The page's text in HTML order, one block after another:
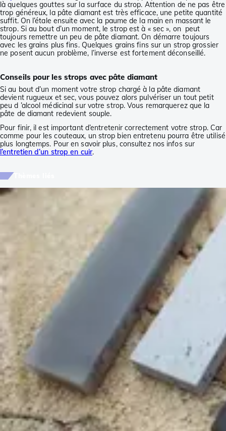
là quelques gouttes sur la surface du strop. Attention de ne pas être
trop généreux, la pâte diamant est très efficace, une petite quantité
suffit. On l’étale ensuite avec la paume de la main en massant le
strop. Si au bout d’un moment, le strop est à « sec », on peut
toujours remettre un peu de pâte diamant. On démarre toujours
avec les grains plus fins. Quelques grains fins sur un strop grossier
ne posent aucun problème, l’inverse est fortement déconseillé.
Conseils pour les strops avec pâte diamant
Si au bout d’un moment votre strop chargé à la pâte diamant
devient rugueux et sec, vous pouvez alors pulvériser un tout petit
peu d ’alcool médicinal sur votre strop. Vous remarquerez que la
pâte de diamant redevient souple.
Pour finir, il est important d’entretenir correctement votre strop. Car
comme pour les couteaux, un strop bien entretenu pourra être utilisé
plus longtemps. Pour en savoir plus, consultez nos infos sur
l’entretien d’un strop en cuir.